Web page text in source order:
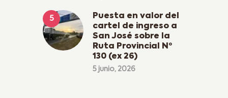
Puesta en valor del
cartel de ingreso a
San José sobre la
Ruta Provincial Nº
130 (ex 26)
5 junio, 2026